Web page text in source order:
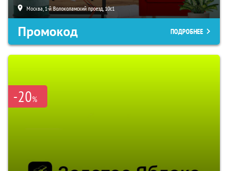
Москва, 1-й Волоколамский проезд, 10с1
Промокод ПОДРОБНЕЕ
-20%